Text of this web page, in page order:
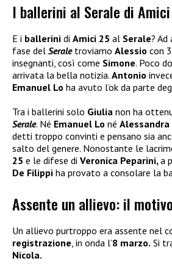
I ballerini al Serale di
E i ballerini di Amici 25 al Serale? Ad
fase del Seraletroviamo Alessio con
insegnanti, così come Simone. Poco
arrivata la bella notizia. Antonio
Emanuel Lo ha avuto l’ok da parte
Tra i ballerini solo Giulia non ha
Serale. Né Emanuel Lo né Alessandra
detti troppo convinti e pensano sia
salto del genere. Nonostante le
25 e le difese di Veronica Peparini,a
De Filippi ha provato a consolare la
Assente un allievo: il motivo
Un allievo purtroppo era assente nel
registrazione , in onda l’8 marzo. Si
Nicola.